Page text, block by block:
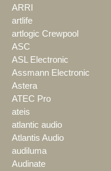
ARRI
artlife
artlogic Crewpool
ASC
ASL Electronic
Assmann Electronic
Astera
ATEC Pro
ateis
atlantic audio
Atlantis Audio
audiluma
Audinate